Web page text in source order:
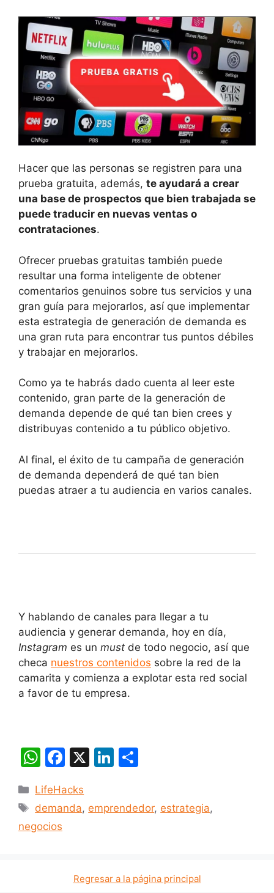
Hacer que las personas se registren para una
prueba gratuita, además, te ayudará a crear
una base de prospectos que bien trabajada se
puede traducir en nuevas ventas o
contrataciones.
Ofrecer pruebas gratuitas también puede
resultar una forma inteligente de obtener
comentarios genuinos sobre tus servicios y una
gran guía para mejorarlos, así que implementar
esta estrategia de generación de demanda es
una gran ruta para encontrar tus puntos débiles
y trabajar en mejorarlos.
Como ya te habrás dado cuenta al leer este
contenido, gran parte de la generación de
demanda depende de qué tan bien crees y
distribuyas contenido a tu público objetivo.
Al final, el éxito de tu campaña de generación
de demanda dependerá de qué tan bien
puedas atraer a tu audiencia en varios canales.
Y hablando de canales para llegar a tu
audiencia y generar demanda, hoy en día,
Instagram es un must de todo negocio, así que
checa nuestros contenidos sobre la red de la
camarita y comienza a explotar esta red social
a favor de tu empresa.
W
at
s
A
F
c
e
o
X
Li
e p
Categorías
LifeHacks
Etiquetas
demanda, emprendedor, estrategia,
negocios
Regresar a la página principal